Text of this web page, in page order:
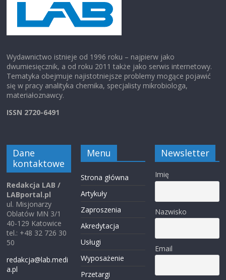
Wydawnictwo istnieje od 1996 roku – najpierw jako
dwumiesięcznik, a od roku 2011 także jako serwis internetowy.
Tematyka obejmuje najistotniejsze problemy mogące pojawić
się w pracy analityka chemika, specjalisty mikrobiologa,
materiałoznawcy.
ISSN 2720-6491
Dane
kontaktowe
Redakcja LAB /
LABportal.pl
ul. Misjonarzy
Oblatów MN 3/1
40-129 Katowice
tel.: +48 32 726 30
50
redakcja@lab.medi
a.pl
Menu
Strona główna
Artykuły
Zaproszenia
Akredytacja
Usługi
Wyposażenie
Przetargi
Newsletter
Imię
Nazwisko
Email